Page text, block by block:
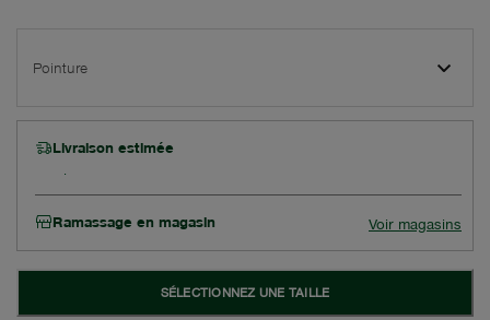
Pointure
Livraison estimée
Ramassage en magasin Voir magasins
SÉLECTIONNEZ UNE TAILLE